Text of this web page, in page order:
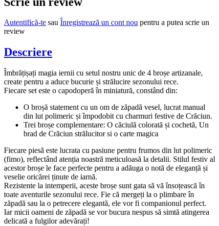
Autentifică-te sau Înregistrează un cont nou pentru a putea scrie un
review
Descriere
Îmbrățișați magia iernii cu setul nostru unic de 4 broșe artizanale,
create pentru a aduce bucurie și strălucire sezonului rece.
Fiecare set este o capodoperă în miniatură, constând din:
O broșă statement cu un om de zăpadă vesel, lucrat manual
din lut polimeric și împodobit cu charmuri festive de Crăciun.
Trei broșe complementare: O căciulă colorată și cochetă, Un
brad de Crăciun strălucitor si o carte magica
Fiecare piesă este lucrata cu pasiune pentru frumos din lut polimeric
(fimo), reflectând atenția noastră meticuloasă la detalii. Stilul festiv al
acestor broșe le face perfecte pentru a adăuga o notă de eleganță și
veselie oricărei ținute de iarnă.
Rezistente la intemperii, aceste broșe sunt gata să vă însoțească în
toate aventurile sezonului rece. Fie că mergeți la o plimbare în
zăpadă sau la o petrecere elegantă, ele vor fi companionul perfect.
Iar micii oameni de zăpadă se vor bucura nespus să simtă atingerea
delicată a fulgilor adevărați!